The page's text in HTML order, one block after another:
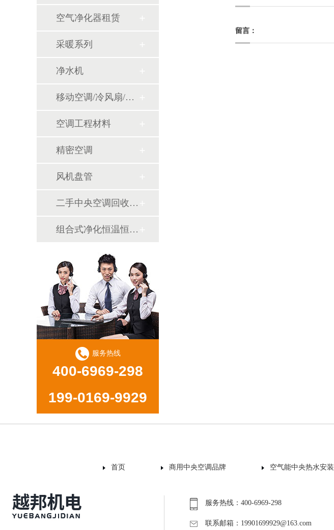
空气净化器租赁
采暖系列
净水机
移动空调/冷风扇/风幕机
空调工程材料
精密空调
风机盘管
二手中央空调回收销售
组合式净化恒温恒湿机
服务热线
400-6969-298
199-0169-9929
留言：
首页 商用中央空调品牌 空气能中央热水安装
服务热线：400-6969-298
联系邮箱：19901699929@163.com